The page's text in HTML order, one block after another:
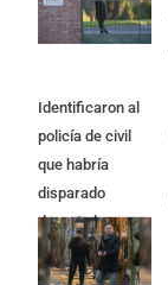
Identificaron al
policía de civil
que habría
disparado
durante los
incidentes
frente al